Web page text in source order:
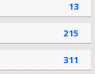
13
215
311